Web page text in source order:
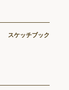
スケッチブック